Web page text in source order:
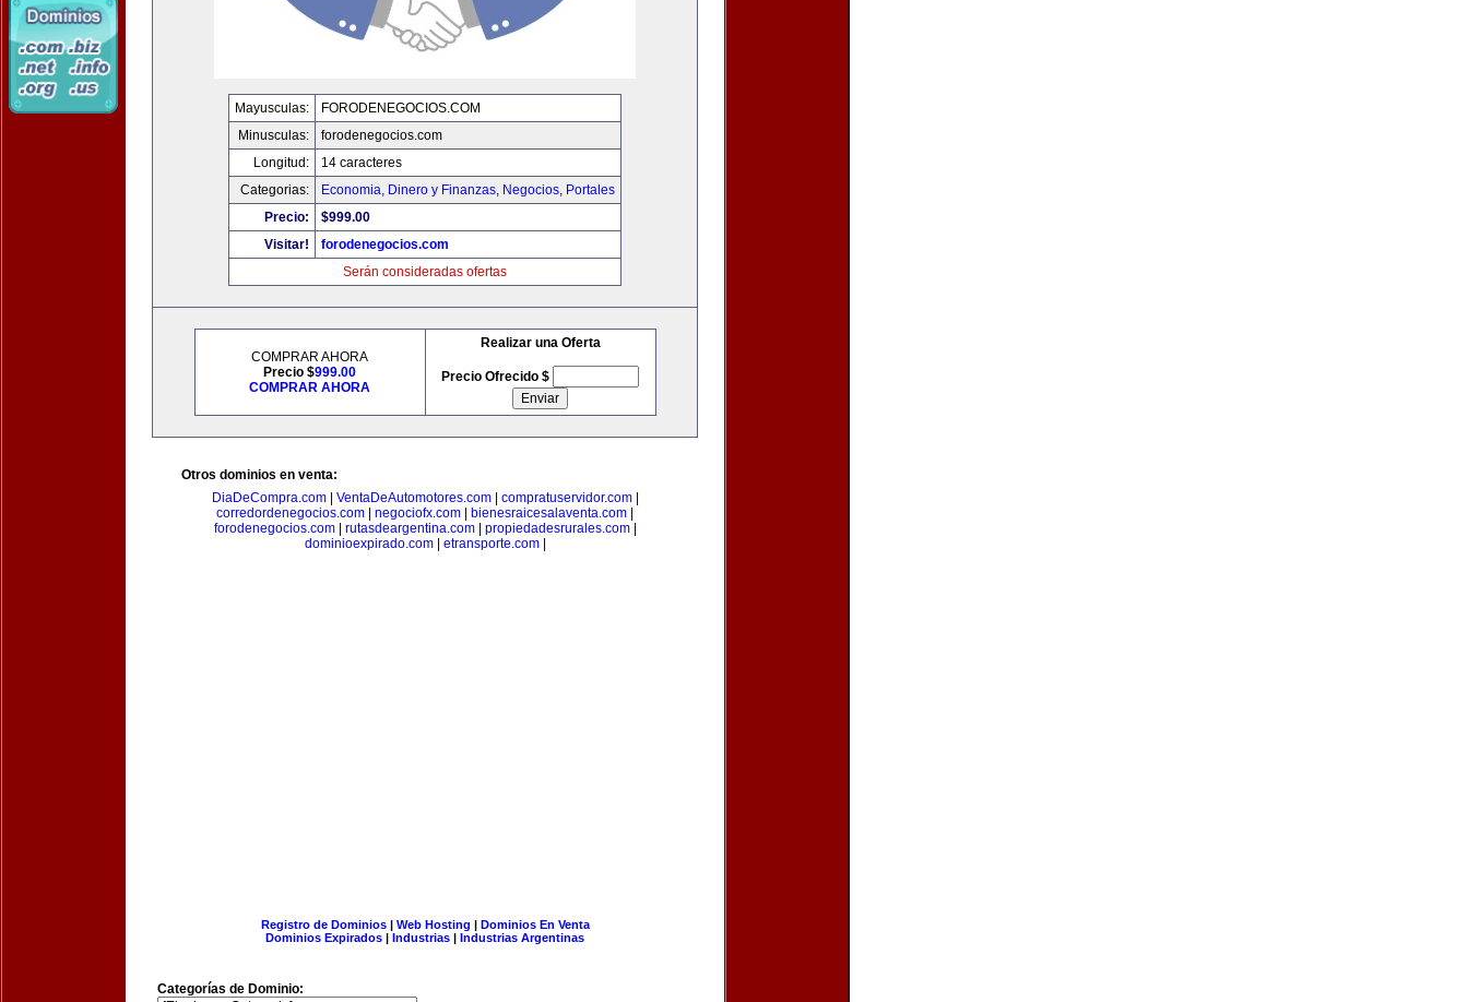
Mayusculas:
FORODENEGOCIOS.COM
Minusculas:
forodenegocios.com
Longitud:
14 caracteres
Categorias:
Economia, Dinero y Finanzas, Negocios, Portales
Precio:
$999.00
Visitar!
forodenegocios.com
Serán consideradas ofertas
COMPRAR AHORA
Precio $999.00
COMPRAR AHORA
Realizar una Oferta
Precio Ofrecido $
Otros dominios en venta:
DiaDeCompra.com| VentaDeAutomotores.com| compratuservidor.com|
corredordenegocios.com
negociofx.com bienesraicesalaventa.com
forodenegocios.com| rutasdeargentina.com| propiedadesrurales.com|
dominioexpirado.com| etransporte.com|
Registro de Dominios| Web Hosting | Dominios En Venta
Dominios Expirados | Industrias | Industrias Argentinas
Categorías de Dominio: